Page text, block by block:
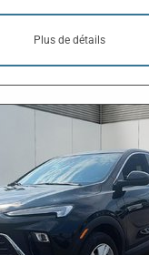
Plus de détails